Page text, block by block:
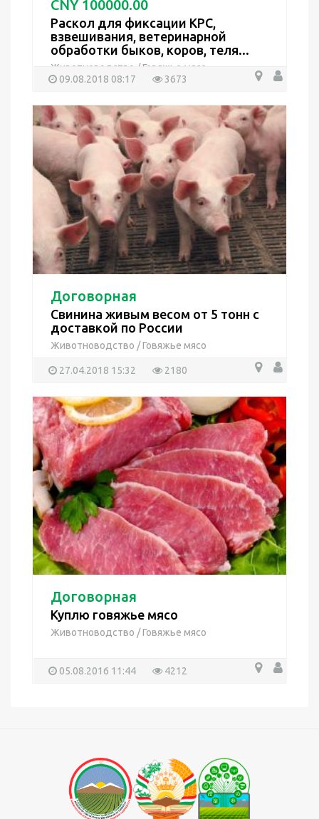
CNY 100000.00
Раскол для фиксации КРС,
взвешивания, ветеринарной
обработки быков, коров, теля...
Животноводство /Говяжье мясо
09.08.2018 08:17
3673
Договорная
Свинина живым весом от 5 тонн с
доставкой по России
Животноводство /Говяжье мясо
27.04.2018 15:32 2180
Договорная
Куплю говяжье мясо
Животноводство /Говяжье мясо
05.08.2016 11:44 4212